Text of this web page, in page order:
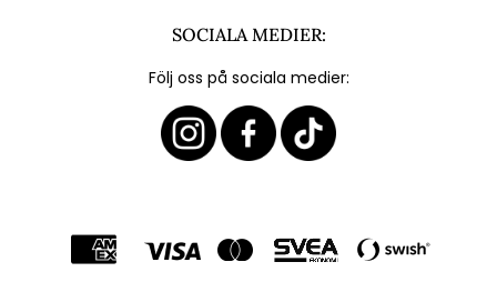
SOCIALA MEDIER:
Följ oss på sociala medier: